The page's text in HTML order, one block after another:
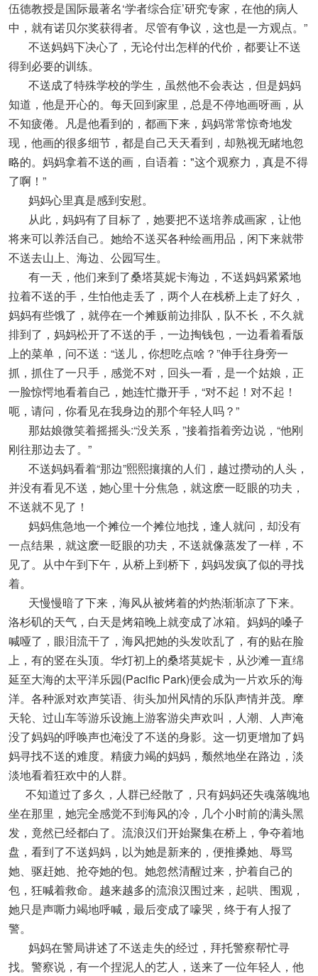
伍德教授是国际最著名‘学者综合症’研究专家，在他的病人
中，就有诺贝尔奖获得者。尽管有争议，这也是一方观点。”
不送妈妈下决心了，无论付出怎样的代价，都要让不送
得到必要的训练。
不送成了特殊学校的学生，虽然他不会表达，但是妈妈
知道，他是开心的。每天回到家里，总是不停地画呀画，从
不知疲倦。凡是他看到的，都画下来，妈妈常常惊奇地发
现，他画的很多细节，都是自己天天看到，却熟视无睹地忽
略的。妈妈拿着不送的画，自语着："这个观察力，真是不得
了啊！”
妈妈心里真是感到安慰。
从此，妈妈有了目标了，她要把不送培养成画家，让他
将来可以养活自己。她给不送买各种绘画用品，闲下来就带
不送去山上、海边、公园写生。
有一天，他们来到了桑塔莫妮卡海边，不送妈妈紧紧地
拉着不送的手，生怕他走丢了，两个人在栈桥上走了好久，
妈妈有些饿了，就停在一个摊贩前边排队，队不长，不久就
排到了，妈妈松开了不送的手，一边掏钱包，一边看着看版
上的菜单，问不送：“送儿，你想吃点啥？”伸手往身旁一
抓，抓住了一只手，感觉不对，回头一看，是一个姑娘，正
一脸惊愕地看着自己，她连忙撒开手，“对不起！对不起！
呃，请问，你看见在我身边的那个年轻人吗？”
那姑娘微笑着摇摇头:“没关系，”接着指着旁边说，“他刚
刚往那边去了。”
不送妈妈看着“那边”熙熙攘攘的人们，越过攒动的人头，
并没有看见不送，她心里十分焦急，就这麽一眨眼的功夫，
不送就不见了！
妈妈焦急地一个摊位一个摊位地找，逢人就问，却没有
一点结果，就这麽一眨眼的功夫，不送就像蒸发了一样，不
见了。从中午到下午，从桥上到桥下，妈妈发疯了似的寻找
着。
天慢慢暗了下来，海风从被烤着的灼热渐渐凉了下来。
洛杉矶的天气，白天是烤箱晚上就变成了冰箱。妈妈的嗓子
喊哑了，眼泪流干了，海风把她的头发吹乱了，有的贴在脸
上，有的竖在头顶。华灯初上的桑塔莫妮卡，从沙滩一直绵
延至大海的太平洋乐园(Pacific Park)便会成为一片欢乐的海
洋。各种派对欢声笑语、街头加州风情的乐队声情并茂。摩
天轮、过山车等游乐设施上游客游尖声欢叫，人潮、人声淹
没了妈妈的呼唤声也淹没了不送的身影。这一切更增加了妈
妈寻找不送的难度。精疲力竭的妈妈，颓然地坐在路边，淡
淡地看着狂欢中的人群。
不知道过了多久，人群已经散了，只有妈妈还失魂落魄地
坐在那里，她完全感觉不到海风的冷，几个小时前的满头黑
发，竟然已经都白了。流浪汉们开始聚集在桥上，争夺着地
盘，看到了不送妈妈，以为她是新来的，便推搡她、辱骂
她、驱赶她、抢夺她的包。她忽然清醒过来，护着自己的
包，狂喊着救命。越来越多的流浪汉围过来，起哄、围观，
她只是声嘶力竭地呼喊，最后变成了嚎哭，终于有人报了
警。
妈妈在警局讲述了不送走失的经过，拜托警察帮忙寻
找。警察说，有一个捏泥人的艺人，送来了一位年轻人，他